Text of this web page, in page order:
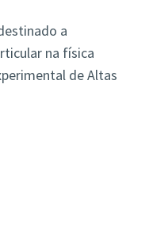
a
na física
de Altas